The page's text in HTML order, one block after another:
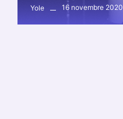
Yole 16 novembre 2020